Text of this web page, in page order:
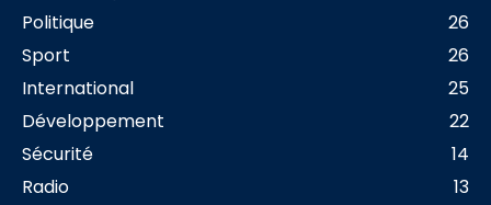
Politique
26
Sport
26
International
25
Développement
22
Sécurité
14
Radio
13